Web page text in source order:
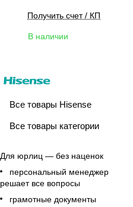
Получить счет / КП
В наличии
Все товары Hisense
Все товары категории
Для юрлиц — без наценок
персональный менеджер
решает все вопросы
грамотные документы